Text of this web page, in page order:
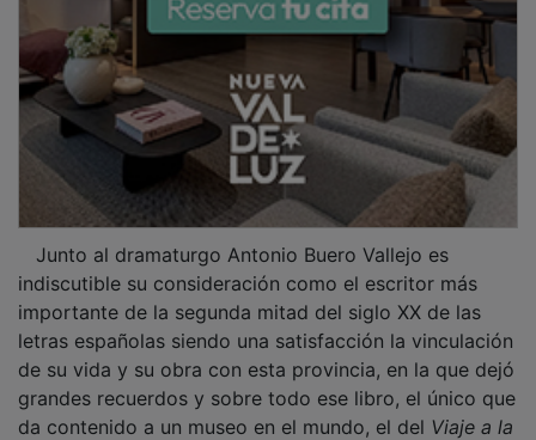
comarca de hermosos paisajes. Debemos sentirnos
orgullosos del libro y de la vinculación de Cela con la
Alcarria como hace la Diputación provincial ahora con
distintos actos.
PUBLICIDAD